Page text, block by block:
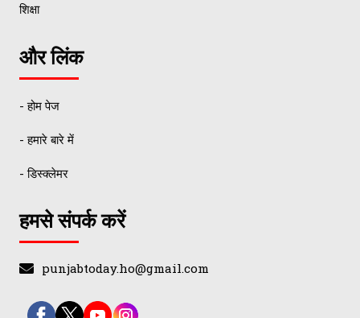
शिक्षा
और लिंक
- होम पेज
- हमारे बारे में
- डिस्क्लेमर
हमसे संपर्क करें
punjabtoday.ho@gmail.com